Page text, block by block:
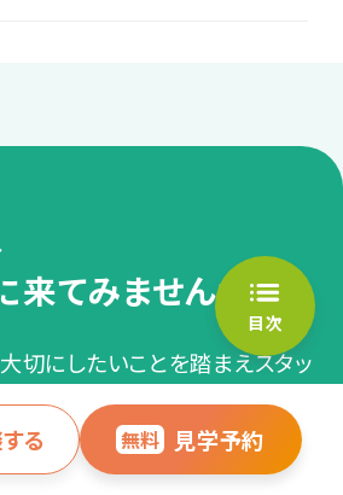
る 無料 見学予約
目次
に相談します。
、復職後に起きた困りや
し、スタッフが業務量の
消などのサポートをし
ご相談ください。
うつ病・適応障害（適応反応
症）・双極性障害（双極症）・統
合失調症・全般性不安障害
（全般不安症）・てんかん・依存
症・パニック障害（パニック症）
など
るのかな？」と迷われたら、
ご相談ください。
来てみませんか？
切にしたいことを踏まえスタッ
利用前提で
準備不要